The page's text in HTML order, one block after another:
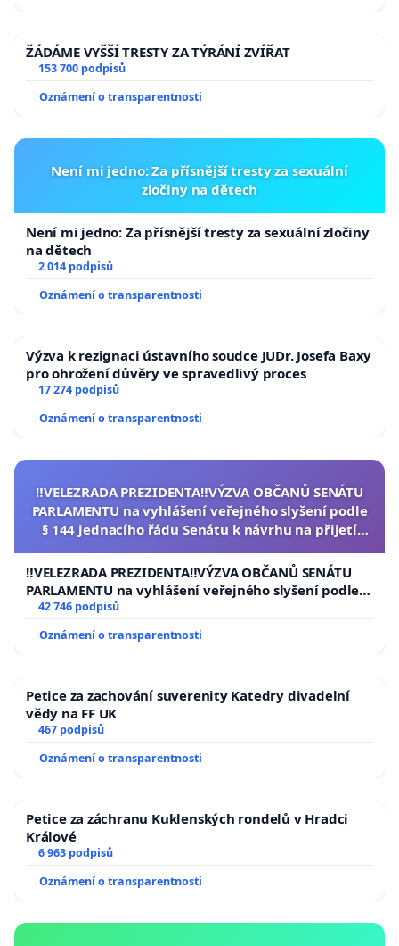
ŽÁDÁME VYŠŠÍ TRESTY ZA TÝRÁNÍ ZVÍŘAT
153 700 podpisů
Oznámení o transparentnosti
Není mi jedno: Za přísnější tresty za sexuální
zločiny na dětech
Není mi jedno: Za přísnější tresty za sexuální zločiny
na dětech
2 014 podpisů
Oznámení o transparentnosti
Výzva k rezignaci ústavního soudce JUDr. Josefa Baxy
pro ohrožení důvěry ve spravedlivý proces
17 274 podpisů
Oznámení o transparentnosti
‼️VELEZRADA PREZIDENTA‼️VÝZVA OBČANŮ SENÁTU
PARLAMENTU na vyhlášení veřejného slyšení podle
§ 144 jednacího řádu Senátu k návrhu na přijetí
republiky
‼️VELEZRADA PREZIDENTA‼️VÝZVA OBČANŮ SENÁTU
PARLAMENTU na vyhlášení veřejného slyšení podle §
144 jednacího řádu Senátu k návrhu na přijetí
republiky
42 746 podpisů
Oznámení o transparentnosti
Petice za zachování suverenity Katedry divadelní
vědy na FF UK
467 podpisů
Oznámení o transparentnosti
Petice za záchranu Kuklenských rondelů v Hradci
Králové
6 963 podpisů
Oznámení o transparentnosti